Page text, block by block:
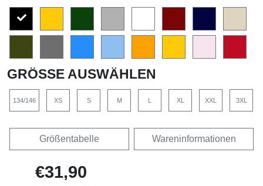
GRÖSSE AUSWÄHLEN
134/146 XS S M L XL XXL 3XL
Größentabelle Wareninformationen
€31,90